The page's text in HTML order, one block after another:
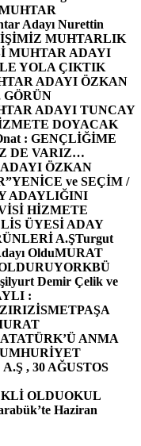
Adayı Nurettin
MUHTARLIK
MUHTAR ADAYI
YOLA ÇIKTIK
ADAYI ÖZKAN
ADAYI TUNCAY
DOYACAK
: GENÇLİĞİME
DE VARIZ…
ÖZKAN
YENİCE ve SEÇİM /
ADAYLIĞINI
HİZMETE
ÜYESİ ADAY
A.ŞTurgut
OlduMURAT
KBÜ
Demir Çelik ve
:
İSMETPAŞA
ANMA
, 30 AĞUSTOS
OLDUOKUL
Haziran